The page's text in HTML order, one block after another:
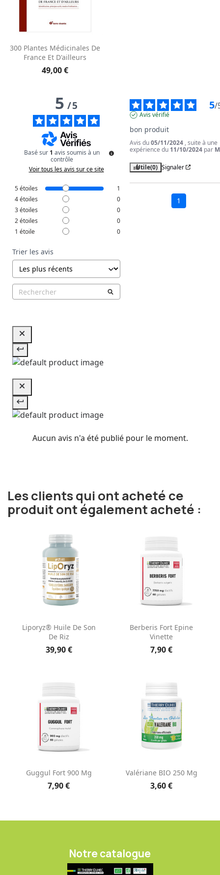
300 Plantes Médicinales De
France Et D'ailleurs
49,00 €
5/5
Basé sur 1 avis soumis à un
contrôle
Voir tous les avis sur ce site
5étoiles
1
4étoiles
0
3étoiles
0
2étoiles
0
1 étoile 0
Trier les avis
5/
Avis vérifié
bon produit
Avis du05/11/2024 , suite à une
expérience du 11/10/2024 par
Utile(0) Signaler
1
Aucun avis n'a été publié pour le moment.
Les clients qui ont acheté ce
produit ont également acheté :
Liporyz® Huile De Son
De Riz
39,90 €
Berberis Fort Epine
Vinette
7,90 €
Guggul Fort 900 Mg
7,90 €
Valériane BIO 250 Mg
3,60 €
Notre catalogue